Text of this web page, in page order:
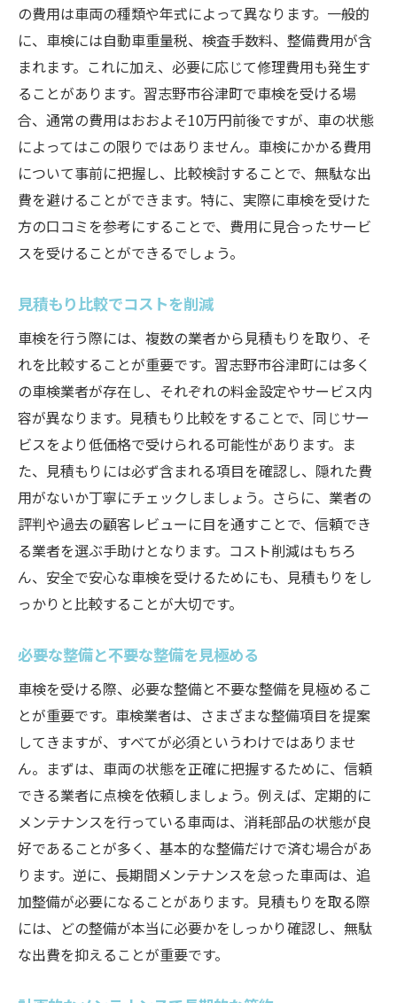
習志野市谷津町での車検費用を抑える秘訣
車検前の事前準備で費用削減
クーポンや割引を活用する方法
必要な整備だけを集中する
無駄な出費を抑えるための戦略
長期的なメンテナンス計画の立案
費用を抑えるための交渉術
車検を賢く選ぶ習志野市谷津町での成功事例
実際の成功事例から学ぶ
効果的な選択がもたらすメリット
成功事例に見る費用対効果
事例分析から得られる知見
成功の秘訣を徹底解説
習志野市谷津町の車検業者信頼性を見極める方
法
信頼性評価の基準とは
認証資格と技術力の確認方法
実績をもとに選ぶポイント
信頼性調査のステップバイステップ
長期的な信頼関係の築き方
検ガイド
安心のカーライフ実現への道
車検ガイドで適切なプランを選ぶ
定期的な点検がもたらす安心感
車検後のフォローアップサービス
安全運転のための車検知識
カーライフをより良くするために
の費用は車両の種類や年式によって異なります。一般的
に、車検には自動車重量税、検査手数料、整備費用が含
まれます。これに加え、必要に応じて修理費用も発生す
ることがあります。習志野市谷津町で車検を受ける場
合、通常の費用はおおよそ10万円前後ですが、車の状態
によってはこの限りではありません。車検にかかる費用
について事前に把握し、比較検討することで、無駄な出
費を避けることができます。特に、実際に車検を受けた
方の口コミを参考にすることで、費用に見合ったサービ
スを受けることができるでしょう。
見積もり比較でコストを削減
車検を行う際には、複数の業者から見積もりを取り、そ
れを比較することが重要です。習志野市谷津町には多く
の車検業者が存在し、それぞれの料金設定やサービス内
容が異なります。見積もり比較をすることで、同じサー
ビスをより低価格で受けられる可能性があります。ま
た、見積もりには必ず含まれる項目を確認し、隠れた費
用がないか丁寧にチェックしましょう。さらに、業者の
評判や過去の顧客レビューに目を通すことで、信頼でき
る業者を選ぶ手助けとなります。コスト削減はもちろ
ん、安全で安心な車検を受けるためにも、見積もりをし
っかりと比較することが大切です。
必要な整備と不要な整備を見極める
車検を受ける際、必要な整備と不要な整備を見極めるこ
とが重要です。車検業者は、さまざまな整備項目を提案
してきますが、すべてが必須というわけではありませ
ん。まずは、車両の状態を正確に把握するために、信頼
できる業者に点検を依頼しましょう。例えば、定期的に
メンテナンスを行っている車両は、消耗部品の状態が良
好であることが多く、基本的な整備だけで済む場合があ
ります。逆に、長期間メンテナンスを怠った車両は、追
加整備が必要になることがあります。見積もりを取る際
には、どの整備が本当に必要かをしっかり確認し、無駄
な出費を抑えることが重要です。